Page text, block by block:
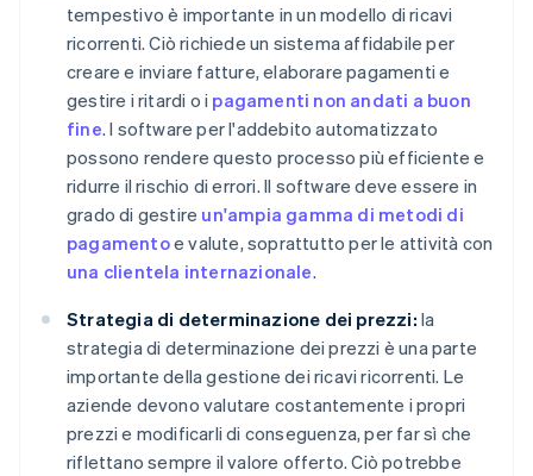
tempestivo è importante in un modello di ricavi
ricorrenti. Ciò richiede un sistema affidabile per
creare e inviare fatture, elaborare pagamenti e
gestire i ritardi o i pagamenti non andati a buon
fine. I software per l'addebito automatizzato
possono rendere questo processo più efficiente e
ridurre il rischio di errori. Il software deve essere in
grado di gestire un'ampia gamma di metodi di
pagamentoe valute, soprattutto per le attività con
una clientela internazionale.
Strategia di determinazione dei prezzi: la
strategia di determinazione dei prezzi è una parte
importante della gestione dei ricavi ricorrenti. Le
aziende devono valutare costantemente i propri
prezzi e modificarli di conseguenza, per far sì che
riflettano sempre il valore offerto. Ciò potrebbe